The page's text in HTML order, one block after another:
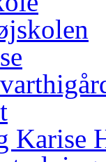
Karise